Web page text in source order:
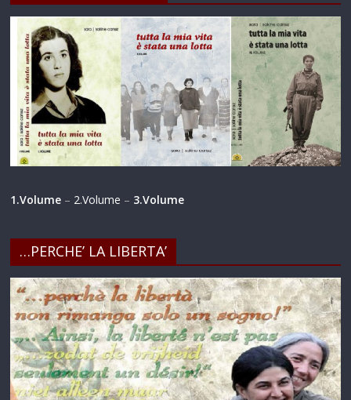
1.Volume – 2.Volume – 3.Volume
…PERCHE’ LA LIBERTA’